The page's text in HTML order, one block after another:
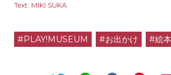
Text: MIKI SUKA
#PLAY!MUSEUM #お出かけ #絵本